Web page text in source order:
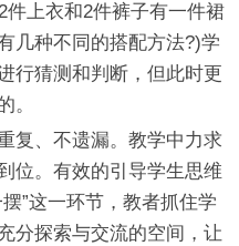
件上衣和2件裤子有一件裙
几种不同的搭配方法?)学
行猜测和判断，但此时更
。
复、不遗漏。教学中力求
位。有效的引导学生思维
”这一环节，教者抓住学
分探索与交流的空间，让